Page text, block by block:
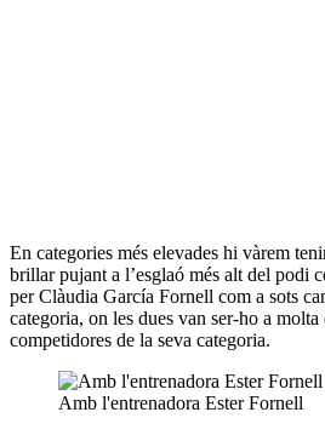
En categories més elevades hi vàrem
brillar pujant a l’esglaó més alt del podi
per Clàudia García Fornell com a sots
categoria, on les dues van ser-ho a molta
competidores de la seva categoria.
Amb l'entrenadora Ester Fornell